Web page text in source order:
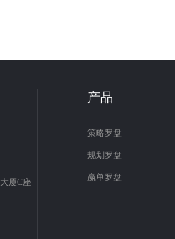
厦C座
产品
策略罗盘
规划罗盘
赢单罗盘